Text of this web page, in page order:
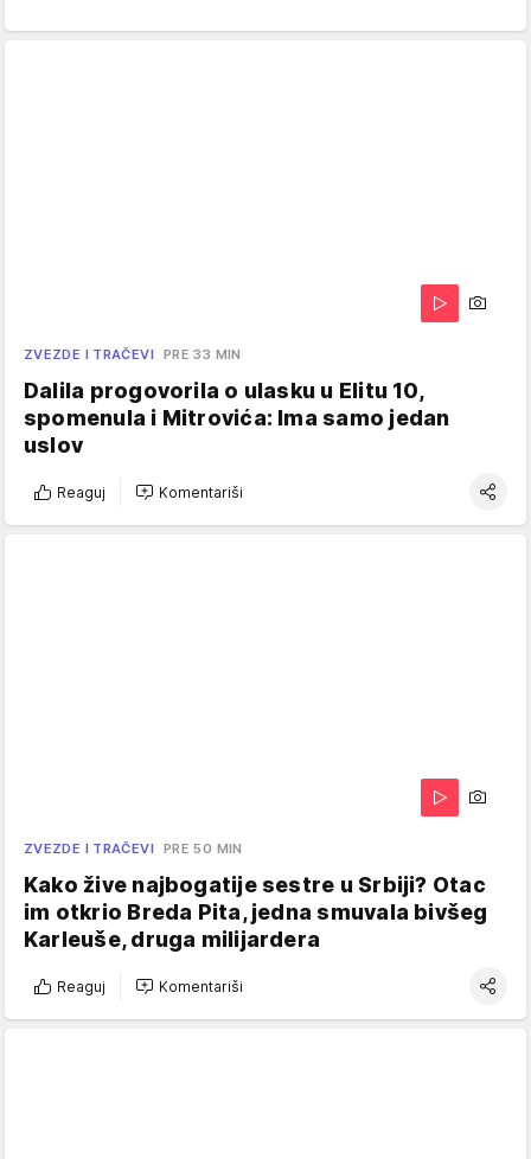
ZVEZDE I TRAČEVI PRE 33 MIN
Dalila progovorila o ulasku u Elitu 10,
spomenula i Mitrovića: Ima samo jedan
uslov
Reaguj Komentariši
ZVEZDE I TRAČEVI PRE 50 MIN
Kako žive najbogatije sestre u Srbiji? Otac
im otkrio Breda Pita, jedna smuvala bivšeg
Karleuše, druga milijardera
Reaguj Komentariši